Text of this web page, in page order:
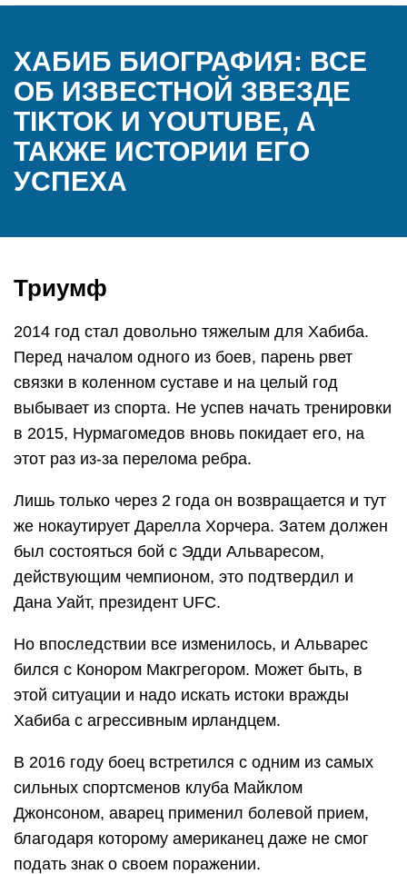
ХАБИБ БИОГРАФИЯ: ВСЕ
ОБ ИЗВЕСТНОЙ ЗВЕЗДЕ
TIKTOK И YOUTUBE, А
ТАКЖЕ ИСТОРИИ ЕГО
УСПЕХА
Триумф
2014 год стал довольно тяжелым для Хабиба.
Перед началом одного из боев, парень рвет
связки в коленном суставе и на целый год
выбывает из спорта. Не успев начать тренировки
в 2015, Нурмагомедов вновь покидает его, на
этот раз из-за перелома ребра.
Лишь только через 2 года он возвращается и тут
же нокаутирует Дарелла Хорчера. Затем должен
был состояться бой с Эдди Альваресом,
действующим чемпионом, это подтвердил и
Дана Уайт, президент UFC.
Но впоследствии все изменилось, и Альварес
бился с Конором Макгрегором. Может быть, в
этой ситуации и надо искать истоки вражды
Хабиба с агрессивным ирландцем.
В 2016 году боец встретился с одним из самых
сильных спортсменов клуба Майклом
Джонсоном, аварец применил болевой прием,
благодаря которому американец даже не смог
подать знак о своем поражении.